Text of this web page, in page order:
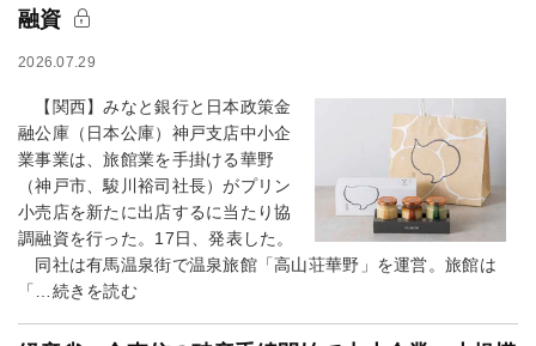
融資
2026.07.29
【関西】みなと銀行と日本政策金
融公庫（日本公庫）神戸支店中小企
業事業は、旅館業を手掛ける華野
（神戸市、駿川裕司社長）がプリン
小売店を新たに出店するに当たり協
調融資を行った。17日、発表した。
同社は有馬温泉街で温泉旅館「高山荘華野」を運営。旅館は
「…続きを読む